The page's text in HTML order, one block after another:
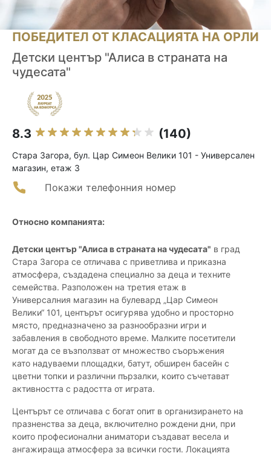
ПОБЕДИТЕЛ ОТ КЛАСАЦИЯТА НА ОРЛИ
Детски център "Алиса в страната на
чудесата"
8.3 (140)
Стара Загора, бул. Цар Симеон Велики 101 - Универсален
магазин, етаж 3
Покажи телефонния номер
Относно компанията:
Детски център "Алиса в страната на чудесата" в град
Стара Загора се отличава с приветлива и приказна
атмосфера, създадена специално за деца и техните
семейства. Разположен на третия етаж в
Универсалния магазин на булевард „Цар Симеон
Велики“ 101, центърът осигурява удобно и просторно
място, предназначено за разнообразни игри и
забавления в свободното време. Малките посетители
могат да се възползват от множество съоръжения
като надуваеми площадки, батут, обширен басейн с
цветни топки и различни пързалки, които съчетават
активността с радостта от играта.
Центърът се отличава с богат опит в организирането на
празненства за деца, включително рождени дни, при
които професионални аниматори създават весела и
ангажираща атмосфера за всички гости. Локацията